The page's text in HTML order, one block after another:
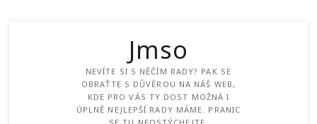
Jmso
NEVÍTE SI S NĚČÍM RADY? PAK SE
OBRAŤTE S DŮVĚROU NA NÁŠ WEB,
KDE PRO VÁS TY DOST MOŽNÁ I
ÚPLNĚ NEJLEPŠÍ RADY MÁME. PRANIC